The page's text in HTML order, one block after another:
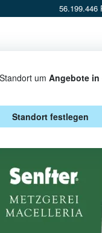
56.199.446
um Angebote in
Standort festlegen
& AKTIONEN